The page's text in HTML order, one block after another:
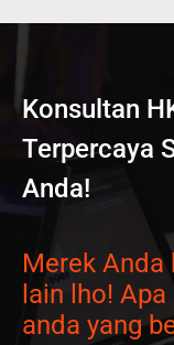
Konsultan
Terpercaya
Anda!
Merek
lain lho!
anda yang